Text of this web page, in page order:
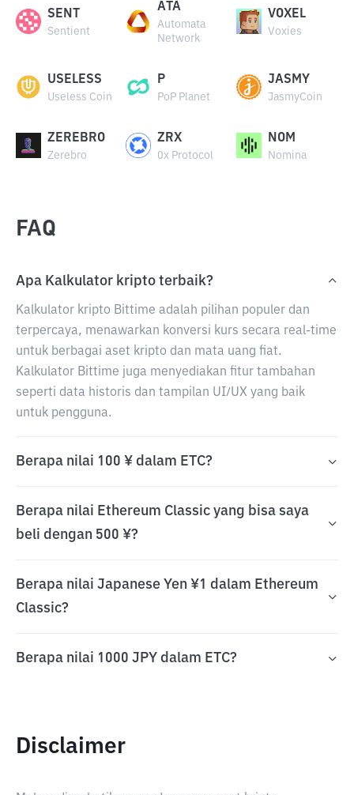
SENT
Sentient
ATA
Automata
Network
VOXEL
Voxies
USELESS
Useless Coin
P
PoP Planet
JASMY
JasmyCoin
ZEREBRO
Zerebro
ZRX
0x Protocol
NOM
Nomina
FAQ
Apa Kalkulator kripto terbaik?
Kalkulator kripto Bittime adalah pilihan populer dan
terpercaya, menawarkan konversi kurs secara real-time
untuk berbagai aset kripto dan mata uang fiat.
Kalkulator Bittime juga menyediakan fitur tambahan
seperti data historis dan tampilan UI/UX yang baik
untuk pengguna.
Berapa nilai 100 ¥ dalam ETC?
Berapa nilai Ethereum Classic yang bisa saya
beli dengan 500 ¥?
Berapa nilai Japanese Yen ¥1 dalam Ethereum
Classic?
Berapa nilai 1000 JPY dalam ETC?
Disclaimer